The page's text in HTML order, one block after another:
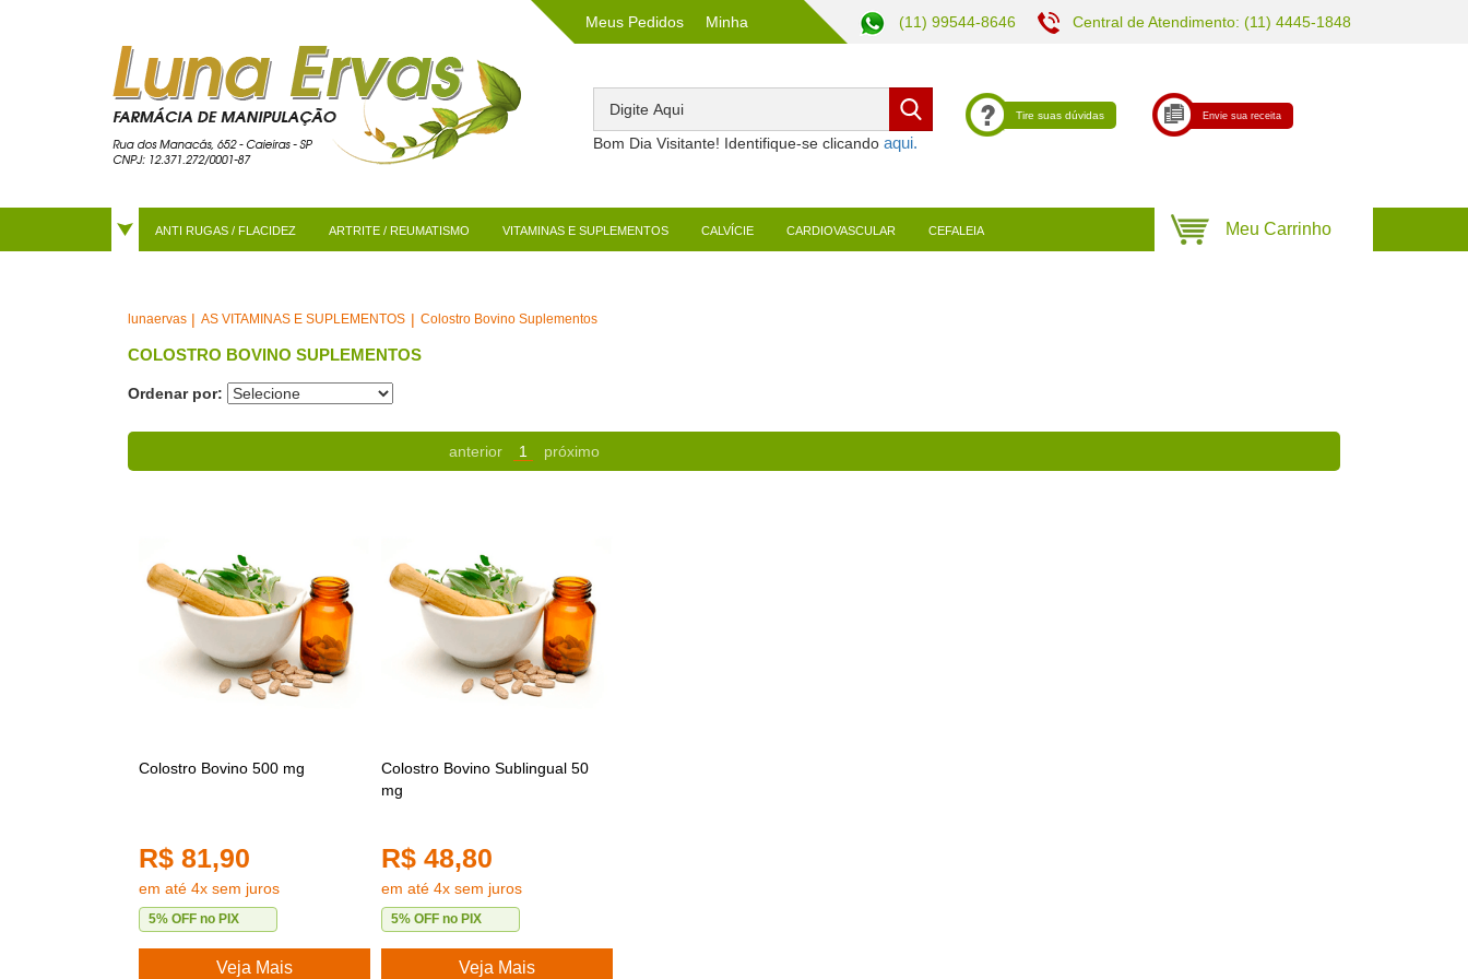
Meus Pedidos Minha (11) 99544-8646 Central de Atendimento: (11) 4445-1848
Bom Dia Visitante! Identifique-se clicando
Tire suas dúvidas Envie sua receita
ANTI RUGAS / FLACIDEZ ARTRITE / REUMATISMO VITAMINAS E SUPLEMENTOS CALVÍCIE CARDIOVASCULAR CEFALEIA
lunaervas AS VITAMINAS E SUPLEMENTOS Colostro Bovino Suplementos
COLOSTRO BOVINO SUPLEMENTOS
Ordenar por:
anterior 1 próximo
Colostro Bovino 500 mg
R$ 81,90
em até 4x sem juros
5% OFF no PIX
Veja Mais
Colostro Bovino Sublingual 50
mg
R$ 48,80
em até 4x sem juros
5% OFF no PIX
Veja Mais